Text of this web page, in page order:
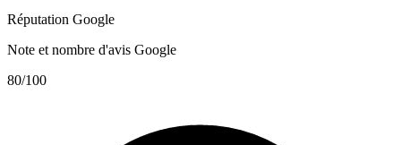
Réputation Google
Note et nombre d'avis Google
80/100